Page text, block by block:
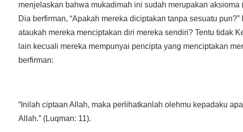
menjelaskan bahwa mukadimah ini sudah merupakan
Dia berfirman, “Apakah mereka diciptakan tanpa sesuatu
ataukah mereka menciptakan diri mereka sendiri? Tentu tidak
lain kecuali mereka mempunyai pencipta yang menciptakan
berfirman:
“Inilah ciptaan Allah, maka perlihatkanlah olehmu kepadaku
Allah.” (Luqman: 11).